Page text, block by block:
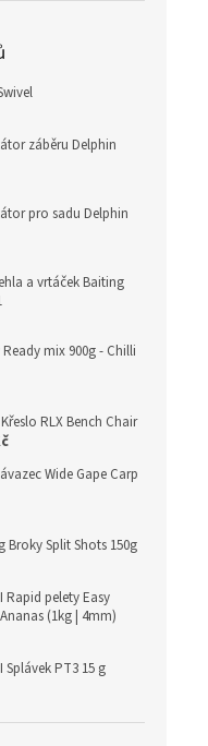
záběru Delphin
pro sadu Delphin
a vrtáček Baiting
mix 900g - Chilli
RLX Bench Chair
Wide Gape Carp
Broky Split Shots 150g
Rapid pelety Easy
(1kg | 4mm)
Splávek PT3 15 g